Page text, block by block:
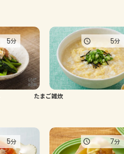
5分
たまご雑炊
5分
5分 7分